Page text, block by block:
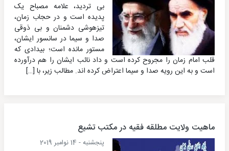
بی تردید، علامه مصباح یک
پدیده است و در حجاب زمان،
تیزهوشی دشمنان و بی ذوقی
صدا و سیما در سانسور ایشان،
مستور مانده است؛ بیدادی که
قلب امام زمان را مجروح کرده است و داد نائب ایشان را هم درآورده
است و به این رویه صدا و سیما اعتراض کرده اند. مطالب زیر، با […]
ماهیت ولایت مطلقه فقیه در مکتب تشیع
پنجشنبه - 14 نوامبر 2019